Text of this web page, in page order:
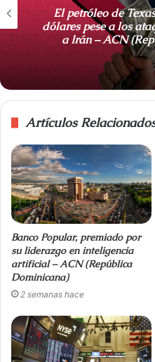
El petróleo de
dólares pese a los
a Irán – ACN
Artículos
Banco Popular, premiado por
su liderazgo en inteligencia
artificial – ACN (República
Dominicana)
2 semanas hace